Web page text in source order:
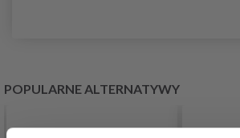
POPULARNE ALTERNATYWY